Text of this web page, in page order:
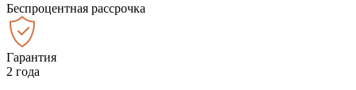
Беспроцентная рассрочка
Гарантия
2 года